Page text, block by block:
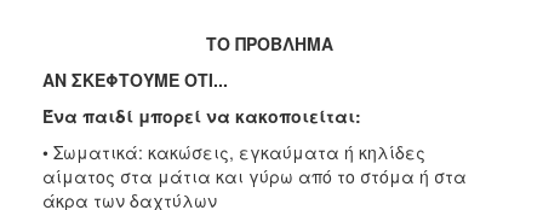
ΤΟ ΠΡΟΒΛΗΜΑ
ΑΝ ΣΚΕΦΤΟΥΜΕ ΟΤΙ...
Ένα παιδί μπορεί να κακοποιείται:
• Σωματικά: κακώσεις, εγκαύματα ή κηλίδες
αίματος στα μάτια και γύρω από το στόμα ή στα
άκρα των δαχτύλων